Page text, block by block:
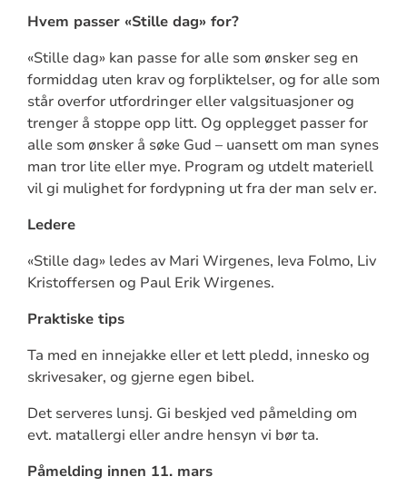
Hvem passer «Stille dag» for?
«Stille dag» kan passe for alle som ønsker seg en
formiddag uten krav og forpliktelser, og for alle som
står overfor utfordringer eller valgsituasjoner og
trenger å stoppe opp litt. Og opplegget passer for
alle som ønsker å søke Gud – uansett om man synes
man tror lite eller mye. Program og utdelt materiell
vil gi mulighet for fordypning ut fra der man selv er.
Ledere
«Stille dag» ledes av Mari Wirgenes, Ieva Folmo, Liv
Kristoffersen og Paul Erik Wirgenes.
Praktiske tips
Ta med en innejakke eller et lett pledd, innesko og
skrivesaker, og gjerne egen bibel.
Det serveres lunsj. Gi beskjed ved påmelding om
evt. matallergi eller andre hensyn vi bør ta.
Påmelding innen 11. mars